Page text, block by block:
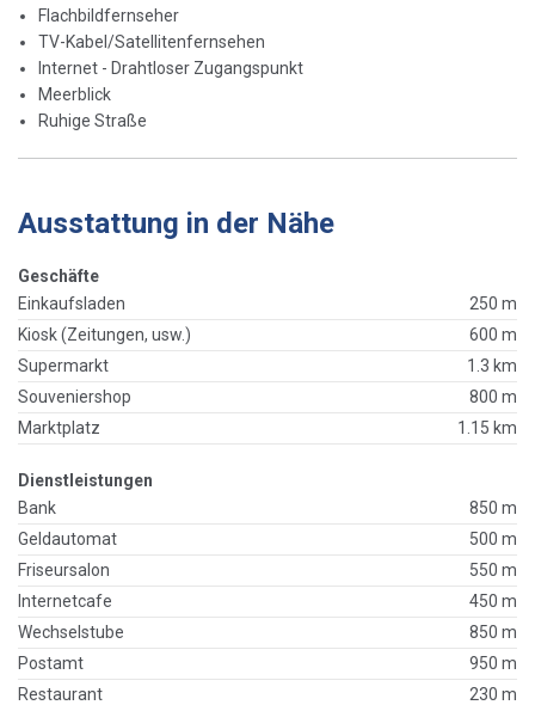
Flachbildfernseher
TV-Kabel/Satellitenfernsehen
Internet - Drahtloser Zugangspunkt
Meerblick
Ruhige Straße
Ausstattung in der Nähe
Geschäfte
Einkaufsladen
250 m
Kiosk (Zeitungen, usw.)
600 m
Supermarkt
1.3 km
Souveniershop
800 m
Marktplatz
1.15 km
Dienstleistungen
Bank
850 m
Geldautomat
500 m
Friseursalon
550 m
Internetcafe
450 m
Wechselstube
850 m
Postamt
950 m
Restaurant
230 m